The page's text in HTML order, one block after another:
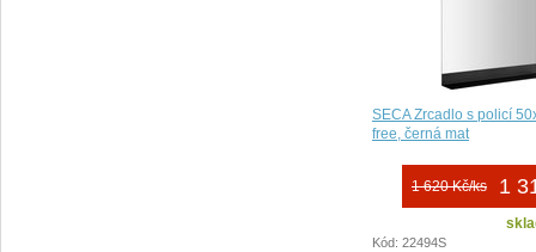
SECA Zrcadlo s policí
free, černá mat
1
1 620 Kč/ks
Kód: 22494S